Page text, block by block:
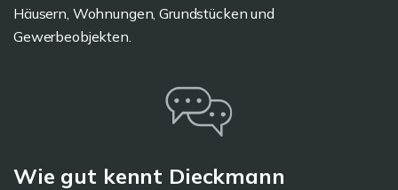
Häusern, Wohnungen, Grundstücken und
Gewerbeobjekten.
Wie gut kennt Dieckmann